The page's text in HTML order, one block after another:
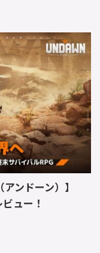
ンドーン）】
ュー！